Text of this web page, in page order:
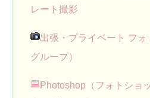
レート撮影
出張・プライベート フォ
グループ）
Photoshop（フォトショ